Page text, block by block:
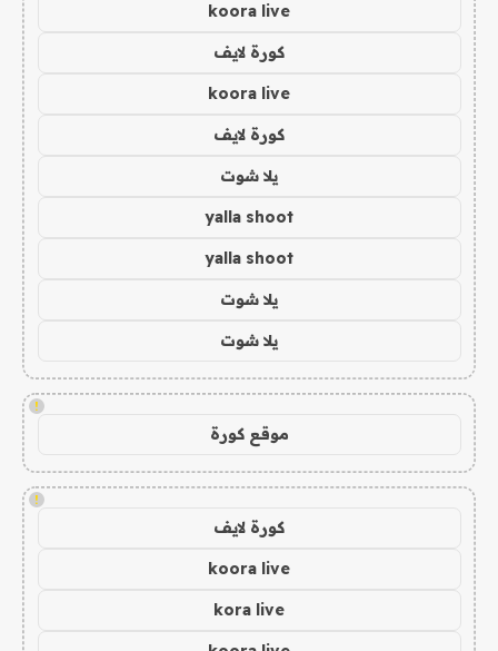
koora live
كورة لايف
koora live
كورة لايف
يلا شوت
yalla shoot
yalla shoot
يلا شوت
يلا شوت
!
موقع كورة
!
كورة لايف
koora live
kora live